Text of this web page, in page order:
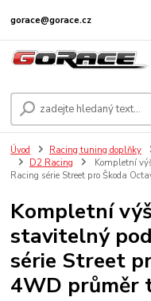
gorace@gorace.cz
Úvod Racing tuning doplňky
D2 Racing
Kompletní
Racing série Street pro Škoda
Kompletní
stavitelný
série Street
4WD průměr